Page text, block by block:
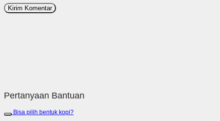
Pertanyaan Bantuan
Bisa pilih bentuk kopi?